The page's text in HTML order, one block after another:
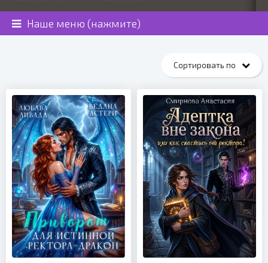
Наше меню (нажмите)